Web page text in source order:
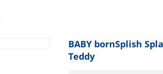
BABY bornSplish
Teddy